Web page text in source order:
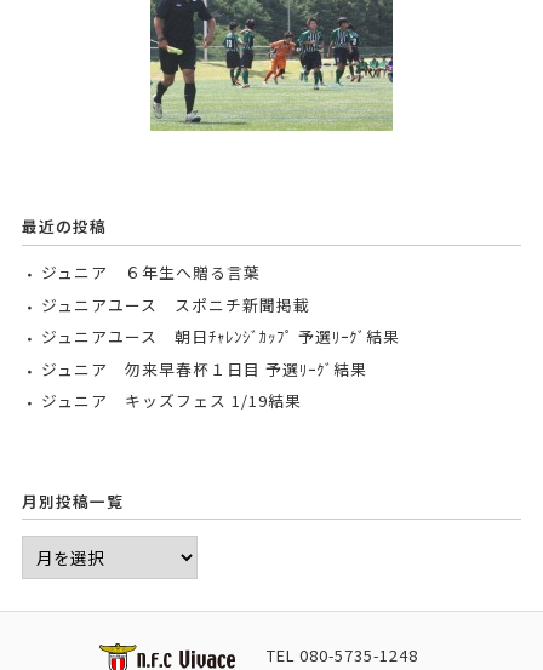
最近の投稿
ジュニア ６年生へ贈る言葉
ジュニアユース スポニチ新聞掲載
ジュニアユース 朝日ﾁｬﾚﾝｼﾞｶｯﾌﾟ 予選ﾘｰｸﾞ結果
ジュニア 勿来早春杯１日目 予選ﾘｰｸﾞ結果
ジュニア キッズフェス 1/19結果
月別投稿一覧
TEL 080-5735-1248